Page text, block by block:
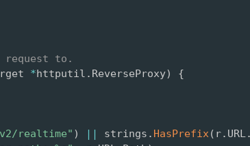
request to.
*httputil . ReverseProxy)
{
realtime" ) || strings . HasPrefix ( r. URL